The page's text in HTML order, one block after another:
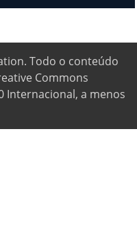
. Todo o conteúdo
Commons
Internacional, a menos